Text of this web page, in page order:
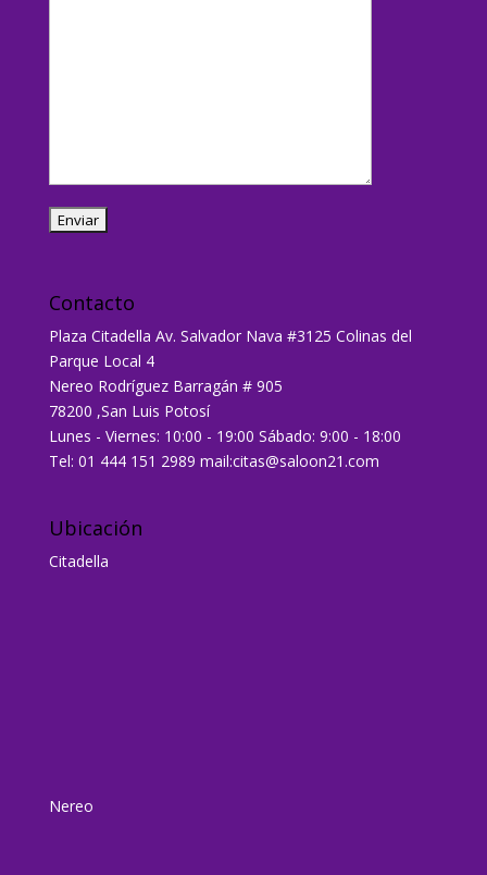
Contacto
Plaza Citadella Av. Salvador Nava #3125 Colinas del
Parque Local 4
Nereo Rodríguez Barragán # 905
78200 ,San Luis Potosí
Lunes - Viernes: 10:00 - 19:00 Sábado: 9:00 - 18:00
Tel: 01 444 151 2989 mail:citas@saloon21.com
Ubicación
Citadella
Nereo